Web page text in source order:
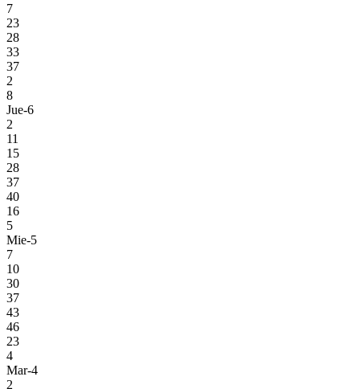
7
23
28
33
37
2
8
Jue-6
2
11
15
28
37
40
16
5
Mie-5
7
10
30
37
43
46
23
4
Mar-4
2